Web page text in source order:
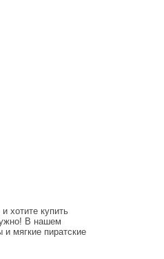
хотите купить
В нашем
и мягкие пиратские